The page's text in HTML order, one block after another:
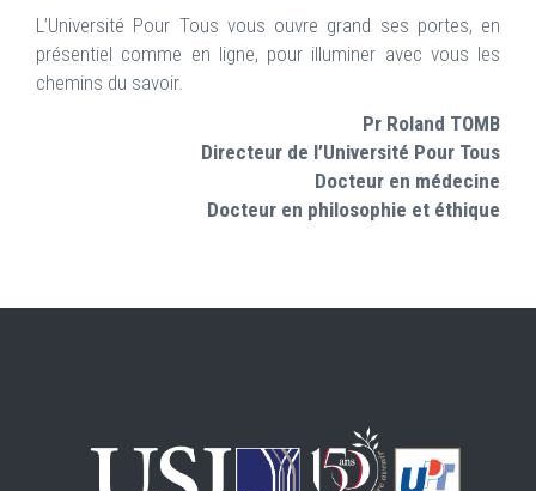
L’Université Pour Tous vous ouvre grand ses portes, en
présentiel comme en ligne, pour illuminer avec vous les
chemins du savoir.
Pr Roland TOMB
Directeur de l’Université Pour Tous
Docteur en médecine
Docteur en philosophie et éthique